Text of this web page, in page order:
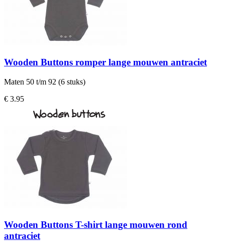
Wooden Buttons romper lange mouwen antraciet
Maten 50 t/m 92 (6 stuks)
€ 3.95
Wooden Buttons T-shirt lange mouwen rond
antraciet